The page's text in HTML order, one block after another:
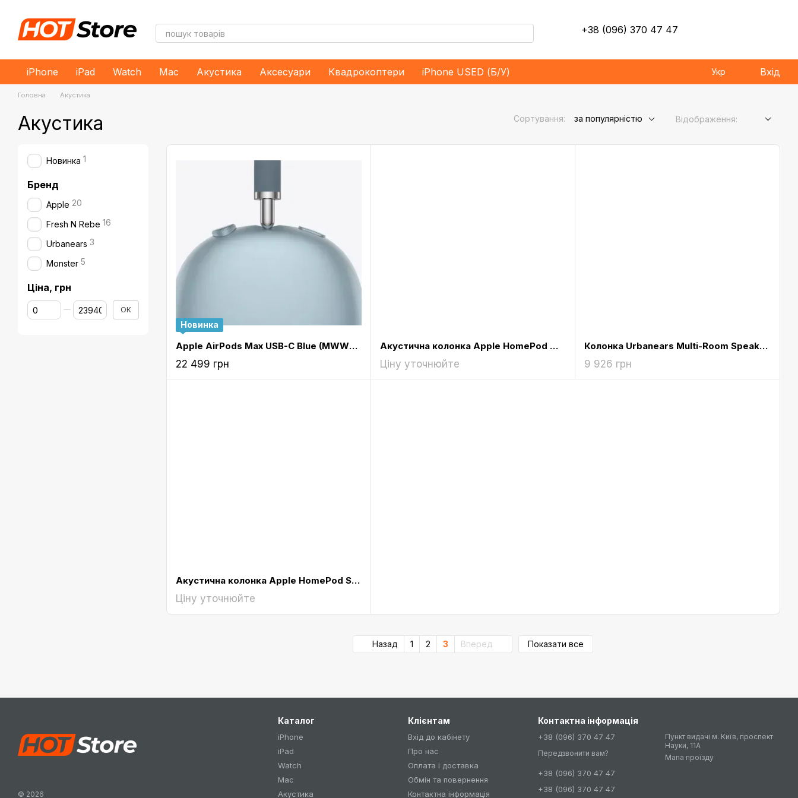
+38 (096) 370 47 47
iPhone iPad Watch Mac Акустика Аксесуари Квадрокоптери iPhone USED (Б/У) Укр Вхід
Головна Акустика
Акустика Сортування: за популярністю Відображення:
Новинка
Apple AirPods Max USB-C Blue (MWW63)
22 499 грн
Акустична колонка Apple HomePod White (MQHV2)
Ціну уточнюйте
Колонка Urbanears Multi-Room Speaker Baggen Vinyl Black (4091649)
9 926 грн
Акустична колонка Apple HomePod Space Gray (MQHW2)
Ціну уточнюйте
Назад 1 2 3 Вперед Показати все
Новинка 1
Бренд
Apple 20
Fresh N Rebe 16
Urbanears 3
Monster 5
Ціна, грн
Від Ціна, грн
До Ціна, грн ОК
© 2026
Каталог
iPhone
iPad
Watch
Mac
Акустика
Клієнтам
Вхід до кабінету
Про нас
Оплата і доставка
Обмін та повернення
Контактна інформація
Контактна інформація
+38 (096) 370 47 47
Передзвонити вам?
+38 (096) 370 47 47
+38 (096) 370 47 47
Пункт видачі м. Київ, проспект
Науки, 11А
Мапа проїзду